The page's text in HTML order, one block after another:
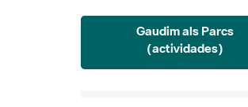
Gaudim als Parcs
(actividades)